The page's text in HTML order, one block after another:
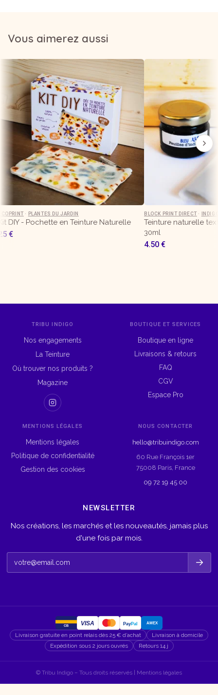
Vous aimerez aussi
· PLANTES DU JARDIN
DIY - Pochette en Teinture Naturelle
€
BLOCK PRINT DIRECT·
Teinture naturelle
30ml
4.50 €
TRIBU INDIGO
Nos engagements
La Teinture
Où trouver nos produits ?
Magazine
BOUTIQUE ET SERVICES
Boutique en ligne
Livraisons & retours
FAQ
CGV
Espace Pro
MENTIONS LÉGALES
Mentions légales
Politique de confidentialité
Gestion des cookies
NOUS CONTACTER
hello@tribuindigo.com
60 Rue François 1er
75008 Paris, France
09 72 19 45 00
NEWSLETTER
Nos créations, les marchés et les nouveautés, jamais plus
d'une fois par mois.
CB VISA PayPal AMEX
Livraison gratuite en point relais dès 25 € d’achat
Livraison à domicile
Expédition sous 2 jours ouvrés
Retours 14 j
© Tribu Indigo – Tous droits réservés | Mentions légales